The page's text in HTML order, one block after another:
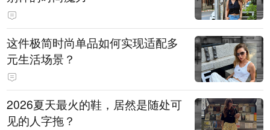
这件极简时尚单品如何实现适配多
元生活场景？
2026夏天最火的鞋，居然是随处可
见的人字拖？